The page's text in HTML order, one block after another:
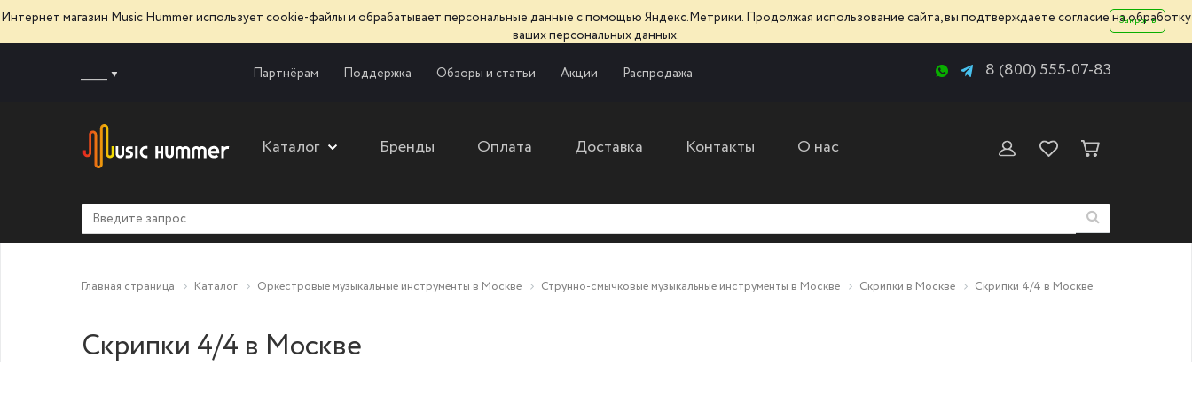
Интернет магазин Music Hummer использует сооkie-файлы и обрабатывает персональные данные с помощью Яндекс.Метрики. Продолжая использование сайта, вы подтверждаете согласиена обработку
ваших персональных данных.
Закрыть
Партнёрам Поддержка Обзоры и статьи Акции Распродажа 8 (800) 555-07-83
Каталог Бренды Оплата Доставка Контакты О нас
Главная страница Каталог Оркестровые музыкальные инструменты в Москве Струнно-смычковые музыкальные инструменты в Москве Скрипки в Москве Скрипки 4/4 в Москве
Скрипки 4/4 в Москве